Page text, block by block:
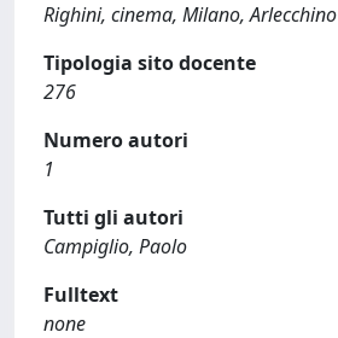
Righini, cinema, Milano, Arlecchino
Tipologia sito docente
276
Numero autori
1
Tutti gli autori
Campiglio, Paolo
Fulltext
none